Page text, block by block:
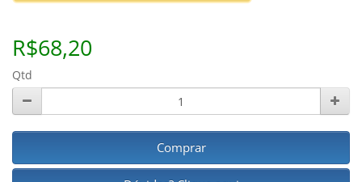
R$68,20
Qtd
Comprar